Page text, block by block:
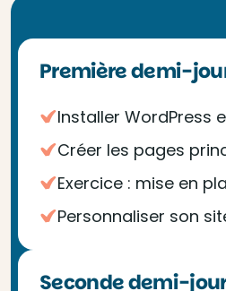
Première demi-
Installer WordPress
Créer les pages
Exercice : mise en
Personnaliser son
Seconde demi-